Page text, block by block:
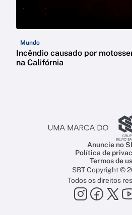
Mundo
Incêndio causado por
na Califórnia
Anuncie no
Política de
Termos de
SBT Copyright ©
Todos os direitos